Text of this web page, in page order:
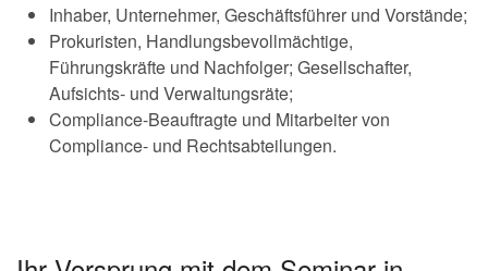
Inhaber, Unternehmer, Geschäftsführer und Vorstände;
Prokuristen, Handlungsbevollmächtige,
Führungskräfte und Nachfolger; Gesellschafter,
Aufsichts- und Verwaltungsräte;
Compliance-Beauftragte und Mitarbeiter von
Compliance- und Rechtsabteilungen.